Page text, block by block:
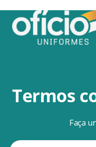
Termos
Faça